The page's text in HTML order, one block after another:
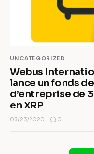
UNCATEGORIZED
Webus
lance un fonds
d’entreprise de
en XRP
03/23/2020 0